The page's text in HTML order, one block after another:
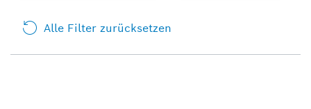
Alle Filter zurücksetzen